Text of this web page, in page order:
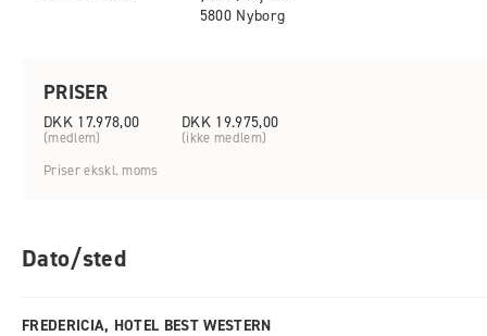
5800 Nyborg
PRISER
DKK 17.978,00
(medlem)
DKK 19.975,00
(ikke medlem)
Priser ekskl. moms
Dato/sted
FREDERICIA, HOTEL BEST WESTERN